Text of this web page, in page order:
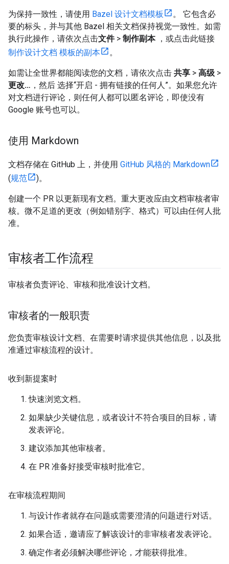
为保持一致性，请使用 Bazel 设计文档模板
。 它包含必
要的标头，并与其他 Bazel 相关文档保持视觉一致性。如需
执行此操作，请依次点击文件> 制作副本，或点击此链接
制作设计文档 模板的副本
。
如需让全世界都能阅读您的文档，请依次点击 共享 > 高级 >
更改… ，然后 选择“开启 - 拥有链接的任何人”。如果您允许
对文档进行评论，则任何人都可以匿名评论，即使没有
Google 账号也可以。
使用 Markdown
文档存储在 GitHub 上，并使用 GitHub 风格的 Markdown
(规范 )。
创建一个 PR 以更新现有文档。重大更改应由文档审核者审
核。微不足道的更改（例如错别字、格式）可以由任何人批
准。
审核者工作流程
审核者负责评论、审核和批准设计文档。
审核者的一般职责
您负责审核设计文档、在需要时请求提供其他信息，以及批
准通过审核流程的设计。
收到新提案时
快速浏览文档。
如果缺少关键信息，或者设计不符合项目的目标，请
发表评论。
建议添加其他审核者。
在 PR 准备好接受审核时批准它。
在审核流程期间
与设计作者就存在问题或需要澄清的问题进行对话。
如果合适，邀请应了解该设计的非审核者发表评论。
确定作者必须解决哪些评论，才能获得批准。